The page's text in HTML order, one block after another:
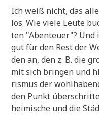
Ich weiß nicht, das
los. Wie vie­le Leu­te
ten "Aben­teu­er"?
gut für den Rest der
den an, den z. B. die
mit sich brin­gen und
ris­mus der
den Punkt
hei­mi­sche und die